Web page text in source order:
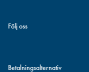
Följ oss
Betalningsalternativ